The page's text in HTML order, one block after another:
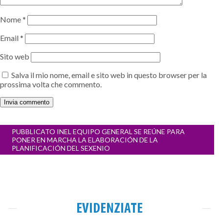
Nome*
Email*
Sito web
Salva il mio nome, email e sito web in questo browser per la
prossima volta che commento.
Navigazione
articoli
PUBBLICATO INEL EQUIPO GENERAL SE REÚNE PARA
PONER EN MARCHA LA ELABORACIÓN DE LA
PLANIFICACIÓN DEL SEXENIO
EVIDENZIATE